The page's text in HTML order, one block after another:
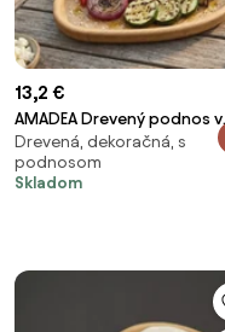
13,2 €
AMADEA Drevený podnos v
tvare srdca, masívne drevo,
rozmer 19,6x18,6x2 cm
Drevená, dekoračná, s
podnosom
Skladom